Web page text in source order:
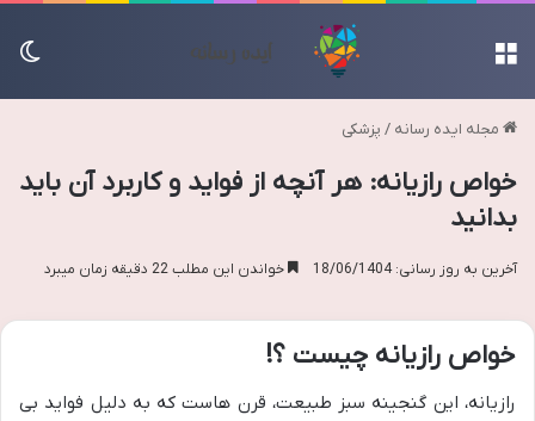
مجله ایده رسانه / پزشکی
خواص رازیانه: هر آنچه از فواید و کاربرد آن باید
بدانید
آخرین به روز رسانی: 18/06/1404 خواندن این مطلب 22 دقیقه زمان میبرد
خواص رازیانه چیست ؟!
رازیانه، این گنجینه سبز طبیعت، قرن هاست که به دلیل فواید بی